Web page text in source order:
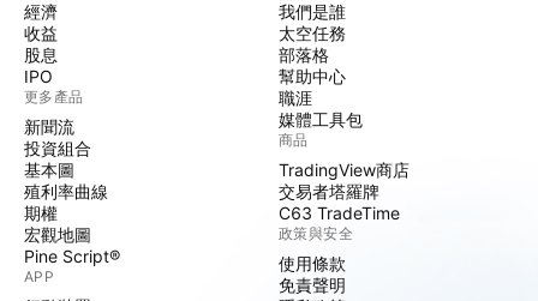
經濟
收益
股息
IPO
更多產品
新聞流
投資組合
基本圖
殖利率曲線
期權
宏觀地圖
Pine Script®
APP
我們是誰
太空任務
部落格
幫助中心
職涯
媒體工具包
商品
TradingView商店
交易者塔羅牌
C63 TradeTime
政策與安全
使用條款
免責聲明